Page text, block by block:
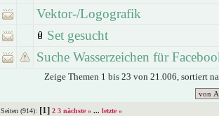
Vektor-/Logografik
Set gesucht
Suche Wasserzeichen für
Zeige Themen 1 bis 23 von 21.006, sortiert
Seiten (914): [1] 2 3 nächste » ... letzte »